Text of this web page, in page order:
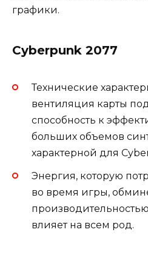
графики.
Cyberpunk 2077
Технические
вентиляция карты
способность к
больших объемов
характерной для
Энергия, которую
во время игры,
влияет на всем род.